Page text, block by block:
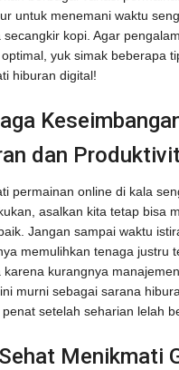
untuk menemani waktu
secangkir kopi. Agar
yuk simak beberapa
hiburan digital!
dan
permainan online di kala
asalkan kita tetap bisa
Jangan sampai waktu
memulihkan tenaga justru
karena kurangnya
murni sebagai sarana
setelah seharian lelah
Menikmati